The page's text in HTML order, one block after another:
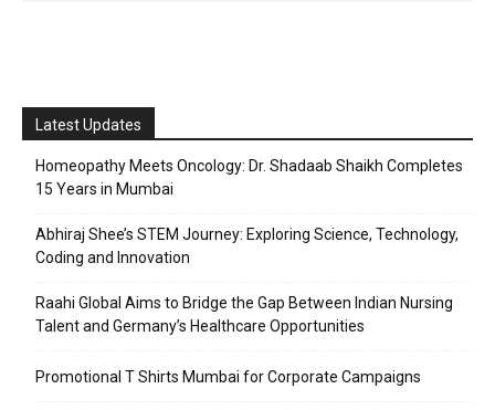
Latest Updates
Homeopathy Meets Oncology: Dr. Shadaab Shaikh Completes
15 Years in Mumbai
Abhiraj Shee’s STEM Journey: Exploring Science, Technology,
Coding and Innovation
Raahi Global Aims to Bridge the Gap Between Indian Nursing
Talent and Germany’s Healthcare Opportunities
Promotional T Shirts Mumbai for Corporate Campaigns